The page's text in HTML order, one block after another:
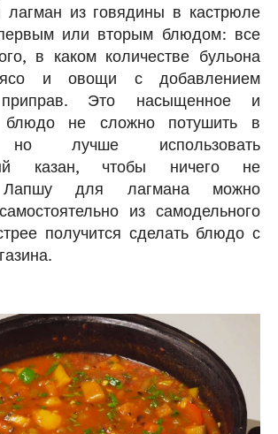
лагман из говядины в кастрюле
или вторым блюдом: все
в каком количестве бульона
и овощи с добавлением
Это насыщенное и
блюдо не сложно потушить в
но лучше использовать
казан, чтобы ничего не
Лапшу для лагмана можно
из самодельного
получится сделать блюдо с